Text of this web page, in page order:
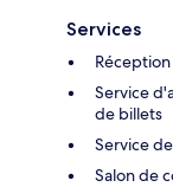
Services
Service
de billets
Service
Salon de